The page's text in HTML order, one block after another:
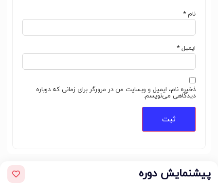
نام *
ایمیل *
ذخیره نام، ایمیل و وبسایت من در مرورگر برای زمانی که دوباره
دیدگاهی می‌نویسم.
پیشنمایش دوره